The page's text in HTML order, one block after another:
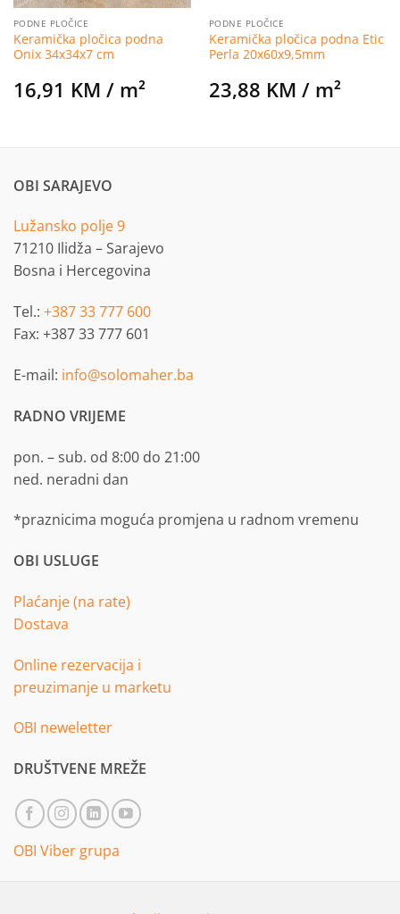
PODNE PLOČICE
Keramička pločica podna
Onix 34x34x7 cm
16,91 KM / m²
PODNE PLOČICE
Keramička pločica podna Etic
Perla 20x60x9,5mm
23,88 KM / m²
OBI SARAJEVO
Lužansko polje 9
71210 Ilidža – Sarajevo
Bosna i Hercegovina
Tel.: +387 33 777 600
Fax: +387 33 777 601
E-mail: info@solomaher.ba
RADNO VRIJEME
pon. – sub. od 8:00 do 21:00
ned. neradni dan
*praznicima moguća promjena u radnom vremenu
OBI USLUGE
Plaćanje (na rate)
Dostava
Online rezervacija i
preuzimanje u marketu
OBI neweletter
DRUŠTVENE MREŽE
OBI Viber grupa